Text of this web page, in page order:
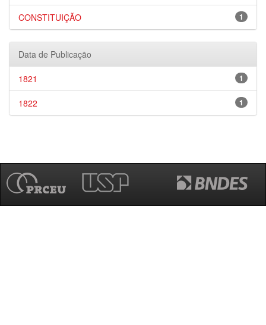
1
CONSTITUIÇÃO
Data de Publicação
1
1821
1
1822